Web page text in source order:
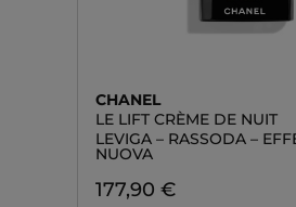
CHANEL
LE LIFT CRÈME DE NUIT
LEVIGA – RASSODA –
NUOVA
177,90 €